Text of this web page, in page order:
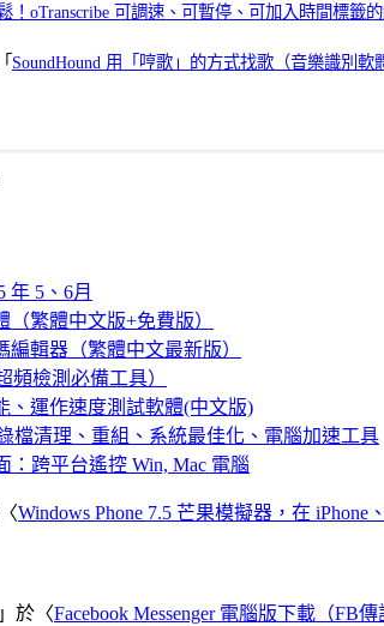
！oTranscribe 可調速、可暫停、可加入時間標籤
SoundHound 用「哼歌」的方式找歌（音樂識別軟
年 5、6月
繁體中文版+免費版）
編輯器（繁體中文最新版）
頻檢測必備工具）
、運作速度測試軟體(中文版)
錄檔清理、重組、系統最佳化、電腦加速工具
：跨平台遙控 Win, Mac 電腦
Windows Phone 7.5 芒果模擬器，在 iPhone
於〈Facebook Messenger 電腦版下載（FB傳